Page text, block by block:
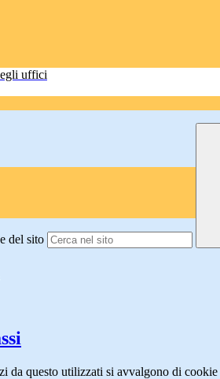
uffici
del sito
da questo utilizzati si avvalgono di